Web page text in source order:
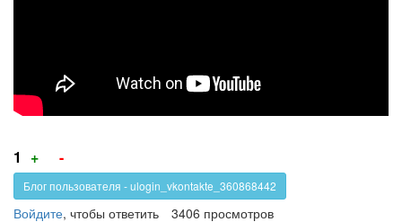
1 +
за!
-
против!
Блог пользователя - ulogin_vkontakte_360868442
Войдите, чтобы ответить 3406 просмотров